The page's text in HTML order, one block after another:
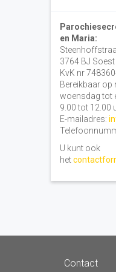
en Maria:
3764 BJ Soest
KvK nr
Bereikbaar op
woensdag tot
9.00 tot 12.00
E-mailadres:
U kunt ook
het
Contact